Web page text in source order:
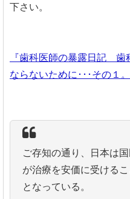
下さい。
『歯科医師の暴露日記 歯
ならないために･･･その１。
ご存知の通り、日本は
が治療を安価に受ける
となっている。